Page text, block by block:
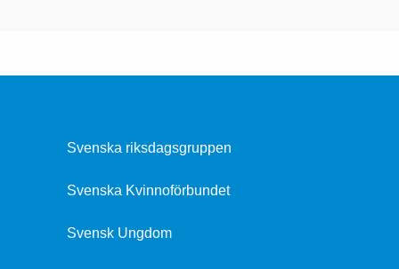
Svenska riksdagsgruppen
Svenska Kvinnoförbundet
Svensk Ungdom